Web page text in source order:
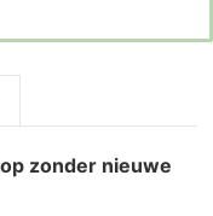
zonder nieuwe